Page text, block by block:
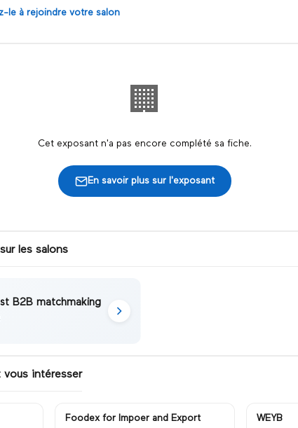
le à rejoindre votre salon
🏢
Cet exposant n'a pas encore complété sa fiche.
En savoir plus sur l'exposant
les salons
B2B matchmaking
vous intéresser
Foodex for Impoer and Export WEYB